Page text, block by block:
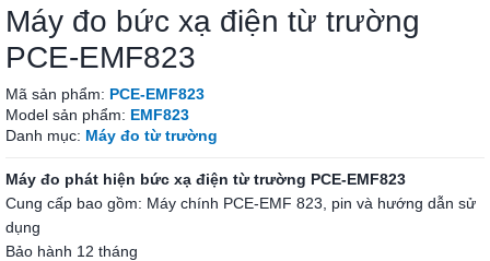
Máy đo bức xạ điện từ trường
PCE-EMF823
Mã sản phẩm: PCE-EMF823
Model sản phẩm: EMF823
Danh mục: Máy đo từ trường
Máy đo phát hiện bức xạ điện từ trường PCE-EMF823
Cung cấp bao gồm: Máy chính PCE-EMF 823, pin và hướng dẫn sử
dụng
Bảo hành 12 tháng